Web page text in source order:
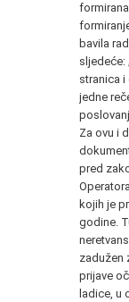
bavila
sljedeće:
stranica
jedne
Za ovu i
pred
kojih je
godine.
zadužen
prijave
ladice, u